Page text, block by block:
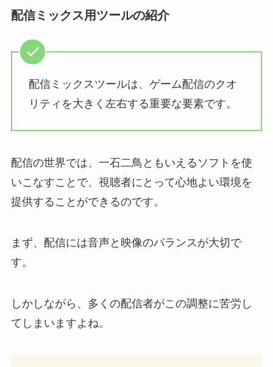
配信ミックス用ツールの紹介
配信ミックスツールは、ゲーム配信のクオ
リティを大きく左右する重要な要素です。
配信の世界では、一石二鳥ともいえるソフトを使
いこなすことで、視聴者にとって心地よい環境を
提供することができるのです。
まず、配信には音声と映像のバランスが大切で
す。
しかしながら、多くの配信者がこの調整に苦労し
てしまいますよね。